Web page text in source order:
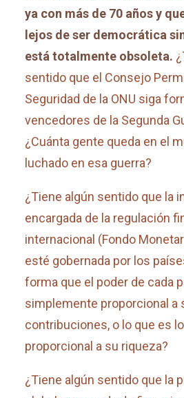
ya con más de 70 años y
lejos de ser democrática
está totalmente obsoleta.
sentido que el Consejo
Seguridad de la ONU siga
vencedores de la Segunda
¿Cuánta gente queda en el
luchado en esa guerra?
¿Tiene algún sentido que la
encargada de la regulación
internacional (Fondo
esté gobernada por los
forma que el poder de cada
simplemente proporcional a
contribuciones, o lo que es
proporcional a su riqueza?
¿Tiene algún sentido que la